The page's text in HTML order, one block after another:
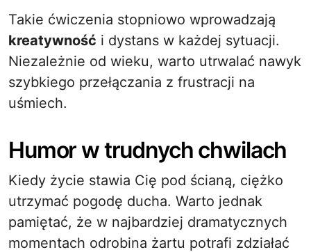
Takie ćwiczenia stopniowo wprowadzają
kreatywność i dystans w każdej sytuacji.
Niezależnie od wieku, warto utrwalać nawyk
szybkiego przełączania z frustracji na
uśmiech.
Humor w trudnych chwilach
Kiedy życie stawia Cię pod ścianą, ciężko
utrzymać pogodę ducha. Warto jednak
pamiętać, że w najbardziej dramatycznych
momentach odrobina żartu potrafi zdziałać